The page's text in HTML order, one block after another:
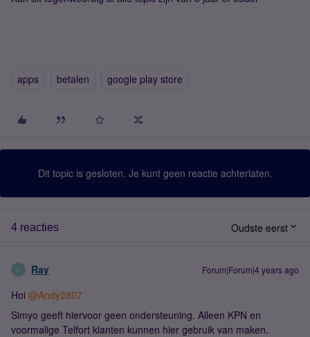
apps betalen google play store
Dit topic is gesloten. Je kunt geen reactie achterlaten.
4 reacties Oudste eerst
R Ray Forum|Forum|4 years ago
Hoi @Andy2807
Simyo geeft hiervoor geen ondersteuning. Alleen KPN en
voormalige Telfort klanten kunnen hier gebruik van maken.